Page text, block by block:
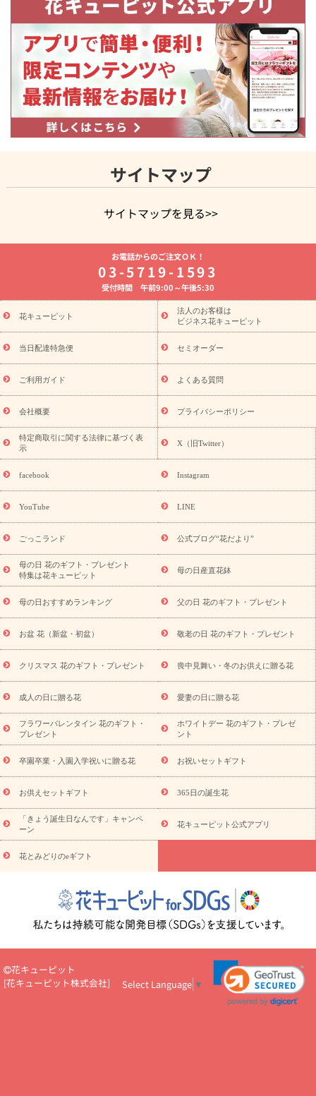
サイトマップ
サイトマップを見る>>
よく贈られる花
お祝いの花特集
誕生日フラワーギフト特集
8月の誕生花(トルコキキョウ)
開店・開業祝い
お供え・お悔やみ お供え・お悔やみの花
通夜・葬儀に贈る花 胡蝶蘭・花鉢
ーブドフラワー
季節のイベント
ひまわり ギフト・プレゼント
特集
お盆 花（新盆・初盆） 季節のイベント
お盆 花（新
盆・初盆）
お盆 花（新盆・初盆）
お盆・お供え 花とセットギ
フト
お盆・お供え プリザーブドフラワー
ひまわり ギフト・プ
レゼント特集
夏の花贈り・お中元・暑中見舞い 花のギフト特集
敬老の日におくる花ギフト・プレゼント特集
花ギフト・プレゼント特集
敬老の日 花のおすすめランキング
敬
老の日 花鉢植えのギフト・プレゼント特集
敬老の日 花とセットギ
フト・プレゼント特集
敬老の日の花 全てのギフト一覧
キャン
ペーン
映画『ウォーターガーディアンズ』コラボキャンペーン
「きょう誕生日なんです」キャンペーン
誕生日の花を探す
誕生日フラワーギフト 誕生日フラワーギフト特集
(トルコキキョウ)
9月の誕生花(リンドウ)
ら探す
お祝いの花特集 当日配達特急便 お祝い商品一覧
念日
結婚祝い 出産祝い 退院祝い・快気祝い
寿祝い
プチギフト ペットのお祝いフラワー
供え・お悔やみ商品一覧
お供え・お悔やみの花
四十九日法要以
お供え プリザーブドフラワー
ペットのお供えフラワー
お盆（新
盆・初盆）
その他 お祝い返し お見舞い
お取り寄せギフト
ビジネス用
ご自宅用 観葉植物 ミディ胡蝶蘭
プリザーブ
ドフラワー
スタイルから探す アレンジメント 花束
スタ
ンド花
お祝い お供え・お悔やみ 胡蝶蘭 胡蝶蘭・花鉢
ディ胡蝶蘭・お祝い
ミディ胡蝶蘭・お供え
世界初の青色胡蝶蘭
観葉植物
観葉植物 産直多肉植物
プリザーブドフラワー
お祝い
お供え・お悔やみ 花とセットギフト
セミオーダー
プチギフト（hanamore -ハナモア-）
花とみどりのeギフト
キューピットのeGfit
カラー ピンク イエローオレンジ
レッ
ド
お花の種類 トルコキキョウ
お祝い お祝い・3000円～ お祝い・4000円～
お祝い・
5000円～
お祝い・7000円～ お祝い・ 10000円～
お供え・お
悔やみ
円～
お供え・お悔やみ・
読み物
いのマナー
定年退職祝いのマナー
お祝いを贈るときのマナー・
花キューピットのお祝いコラム一覧
誕生日のお花を「色
彩心理学」で選ぶ方法
結婚祝いの予算相場
出産祝いお役立ち情
ール
新築引っ越し祝いコラム お祝い花のマナー総まとめ
職
場上司や先輩へ贈るお祝い花の正解は？
開店祝いの花 選び方ガイ
お電話からのご注文ＯＫ！
03-5719-1593
受付時間 午前9:00～午後5:30
花キューピット
法人のお客様は
ビジネス花キューピット
当日配達特急便 セミオーダー
ご利用ガイド よくある質問
会社概要 プライバシーポリシー
特定商取引に関する法律に基づく表
示
X（旧Twitter）
facebook Instagram
YouTube LINE
ごっこランド 公式ブログ“花だより”
母の日 花のギフト・プレゼント
特集は花キューピット
母の日産直花鉢
母の日おすすめランキング 父の日 花のギフト・プレゼント
お盆 花（新盆・初盆） 敬老の日 花のギフト・プレゼント
クリスマス 花のギフト・プレゼント 喪中見舞い・冬のお供えに贈る花
成人の日に贈る花 愛妻の日に贈る花
フラワーバレンタイン 花のギフト・
プレゼント
ホワイトデー 花のギフト・プレゼ
ント
卒園卒業・入園入学祝いに贈る花 お祝いセットギフト
お供えセットギフト 365日の誕生花
「きょう誕生日なんです」キャンペ
ーン
花キューピット公式アプリ
花とみどりのeギフト
花キューピット
[花キューピット株式会社] Select Language ▼